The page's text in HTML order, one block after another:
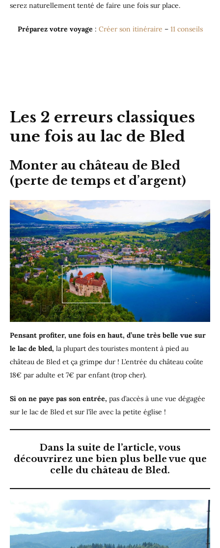
serez naturellement tenté de faire une fois sur place.
Préparez votre voyage : Créer son itinéraire – 11 conseils
Les 2 erreurs classiques
une fois au lac de Bled
Monter au château de Bled
(perte de temps et d’argent)
Pensant profiter, une fois en haut, d’une très belle vue sur
le lac de bled, la plupart des touristes montent à pied au
château de Bled et ça grimpe dur ! L’entrée du château coûte
18€ par adulte et 7€ par enfant (trop cher).
Si on ne paye pas son entrée, pas d’accès à une vue dégagée
sur le lac de Bled et sur l’île avec la petite église !
Dans la suite de l’article, vous
découvrirez une bien plus belle vue que
celle du château de Bled.